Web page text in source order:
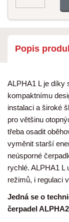
Popis
ALPHA1 L je díky
kompaktnímu
instalaci a široké
pro většinu
třeba osadit
vyměnit starší
neúsporné
rychlé. ALPHA1 L
režimů, i regulaci
Jedná se o
čerpadel